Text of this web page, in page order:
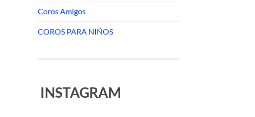
Coros Amigos
COROS PARA NIÑOS
INSTAGRAM